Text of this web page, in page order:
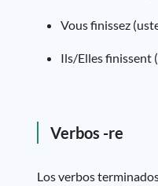
Vous finissez
Ils/Elles finissent
Verbos -re
Los verbos